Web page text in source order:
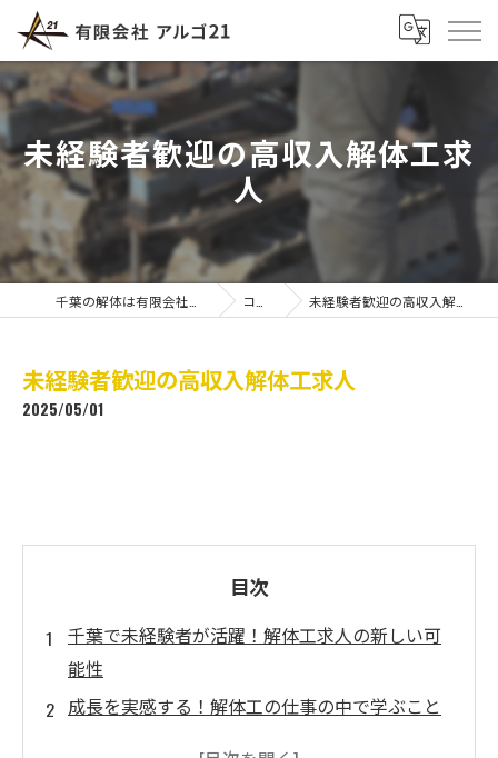
未経験者歓迎の高収入解体工求
人
コラム 未経験者歓迎の高収入解体工求人
未経験者歓迎の高収入解体工求人
2025/05/01
目次
千葉で未経験者が活躍！解体工求人の新しい可
能性
成長を実感する！解体工の仕事の中で学ぶこと
高収入を実現した解体工の成功ストーリー